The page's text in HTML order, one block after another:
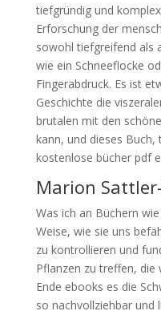
tiefgründig und
Erforschung der
sowohl tiefgreifend als
wie ein Schneeflocke
Fingerabdruck. Es ist
Geschichte die
brutalen mit den
kann, und dieses
kostenlose bücher pdf
Marion
Was ich an Büchern
Weise, wie sie uns
zu kontrollieren und
Pflanzen zu treffen, die
Ende ebooks es die
so nachvollziehbar und